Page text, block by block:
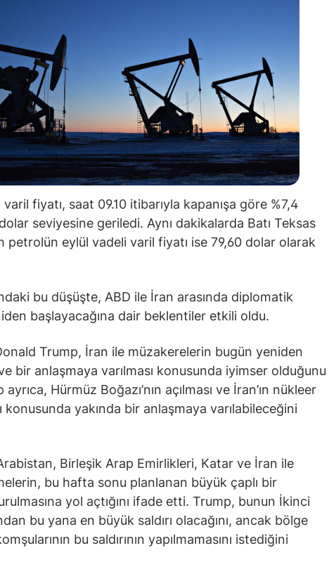
fiyatı, saat 09.10 itibarıyla kapanışa göre %7,4
seviyesine geriledi. Aynı dakikalarda Batı Teksas
petrolün eylül vadeli varil fiyatı ise 79,60 dolar olarak
bu düşüşte, ABD ile İran arasında diplomatik
başlayacağına dair beklentiler etkili oldu.
Trump, İran ile müzakerelerin bugün yeniden
bir anlaşmaya varılması konusunda iyimser olduğunu
ayrıca, Hürmüz Boğazı’nın açılması ve İran’ın nükleer
konusunda yakında bir anlaşmaya varılabileceğini
Birleşik Arap Emirlikleri, Katar ve İran ile
bu hafta sonu planlanan büyük çaplı bir
yol açtığını ifade etti. Trump, bunun İkinci
bu yana en büyük saldırı olacağını, ancak bölge
bu saldırının yapılmamasını istediğini